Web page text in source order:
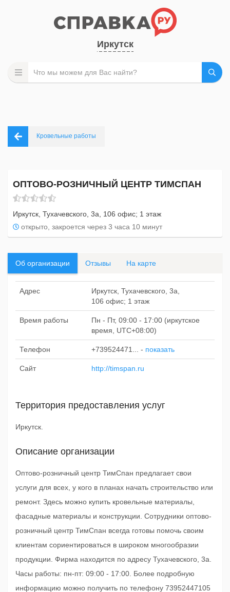
Иркутск
Кровельные работы
ОПТОВО-РОЗНИЧНЫЙ ЦЕНТР ТИМСПАН
Иркутск, Тухачевского, 3а, 106 офис; 1 этаж
открыто, закроется через 3 часа 10 минут
Об организации Отзывы На карте
Адрес
Иркутск, Тухачевского, 3а,
106 офис; 1 этаж
Время работы
Пн - Пт, 09:00 - 17:00 (иркутское
время, UTC+08:00)
Телефон +739524471... - показать
Сайт http://timspan.ru
Территория предоставления услуг
Иркутск.
Описание организации
Оптово-розничный центр ТимСпан предлагает свои
услуги для всех, у кого в планах начать строительство или
ремонт. Здесь можно купить кровельные материалы,
фасадные материалы и конструкции. Сотрудники оптово-
розничный центр ТимСпан всегда готовы помочь своим
клиентам сориентироваться в широком многообразии
продукции. Фирма находится по адресу Тухачевского, 3а.
Часы работы: пн-пт: 09:00 - 17:00. Более подробную
информацию можно получить по телефону 73952447105